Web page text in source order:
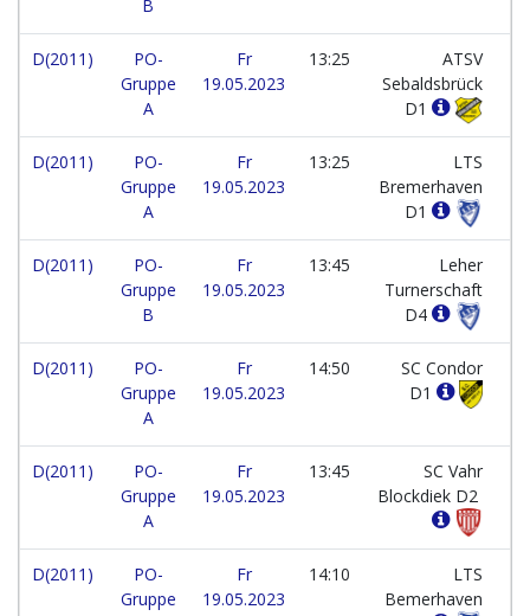
B
D(2011)
PO-
Gruppe
A
Fr
19.05.2023
13:25
ATSV
Sebaldsbrück
D1
D(2011)
PO-
Gruppe
A
Fr
19.05.2023
13:25
LTS
Bremerhaven
D1
D(2011)
PO-
Gruppe
B
Fr
19.05.2023
13:45
Leher
Turnerschaft
D4
D(2011)
PO-
Gruppe
A
Fr
19.05.2023
14:50
SC Condor
D1
D(2011)
PO-
Gruppe
A
Fr
19.05.2023
13:45
SC Vahr
Blockdiek D2
D(2011)
PO-
Gruppe
Fr
19.05.2023
14:10
LTS
Bemerhaven